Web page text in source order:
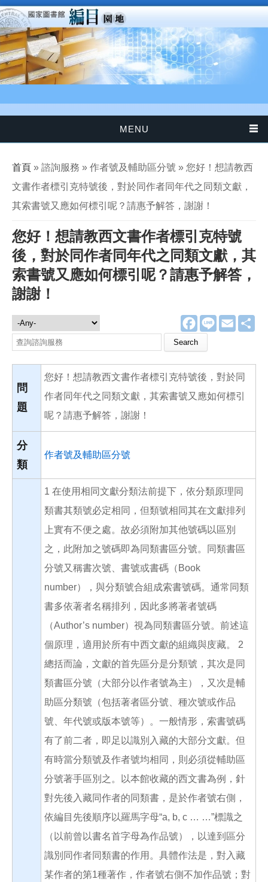
移至主內容
MENU
您在這裡
首頁 » 諮詢服務 » 作者號及輔助區分號 » 您好！想請教西
文書作者標引克特號後，對於同作者同年代之同類文獻，
其索書號又應如何標引呢？請惠予解答，謝謝！
您好！想請教西文書作者標引克特號
後，對於同作者同年代之同類文獻，其
索書號又應如何標引呢？請惠予解答，
謝謝！
F
a
e
o
o
L
E
m
諮詢服務
Search this site
問
題
您好！想請教西文書作者標引克特號後，對於同
作者同年代之同類文獻，其索書號又應如何標引
呢？請惠予解答，謝謝！
分
類
作者號及輔助區分號
1 在使用相同文獻分類法前提下，依分類原理同
類書其類號必定相同，但類號相同其在文獻排列
上實有不便之處。故必須附加其他號碼以區別
之，此附加之號碼即為同類書區分號。同類書區
分號又稱書次號、書號或書碼（Book
number），與分類號合組成索書號碼。通常同類
書多依著者名稱排列，因此多將著者號碼
（Author’s number）視為同類書區分號。前述這
個原理，適用於所有中西文獻的組織與庋藏。 2
總括而論，文獻的首先區分是分類號，其次是同
類書區分號（大部分以作者號為主），又次是輔
助區分類號（包括著者區分號、種次號或作品
號、年代號或版本號等）。一般情形，索書號碼
有了前二者，即足以識別入藏的大部分文獻。但
有時當分類號及作者號均相同，則必須從輔助區
分號著手區別之。以本館收藏的西文書為例，針
對先後入藏同作者的同類書，是於作者號右側，
依編目先後順序以羅馬字母“a, b, c … …”標識之
（以前曾以書名首字母為作品號），以達到區分
識別同作者同類書的作用。具體作法是，對入藏
某作者的第1種著作，作者號右側不加作品號；對